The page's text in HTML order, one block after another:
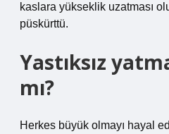
kaslara yükseklik uzatması
püskürttü.
Yastıksız
mı?
Herkes büyük olmayı hayal